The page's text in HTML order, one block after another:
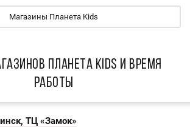
Магазины Планета Kids
Планета Kids И ВРЕМЯ
РАБОТЫ
ТЦ «Замок»